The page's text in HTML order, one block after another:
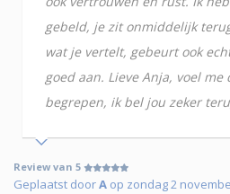
gebeld, je zit onmiddelijk
wat je vertelt, gebeurt ook
goed aan. Lieve Anja, voel
begrepen, ik bel jou zeker
Review van 5
Geplaatst doorA op zondag 2